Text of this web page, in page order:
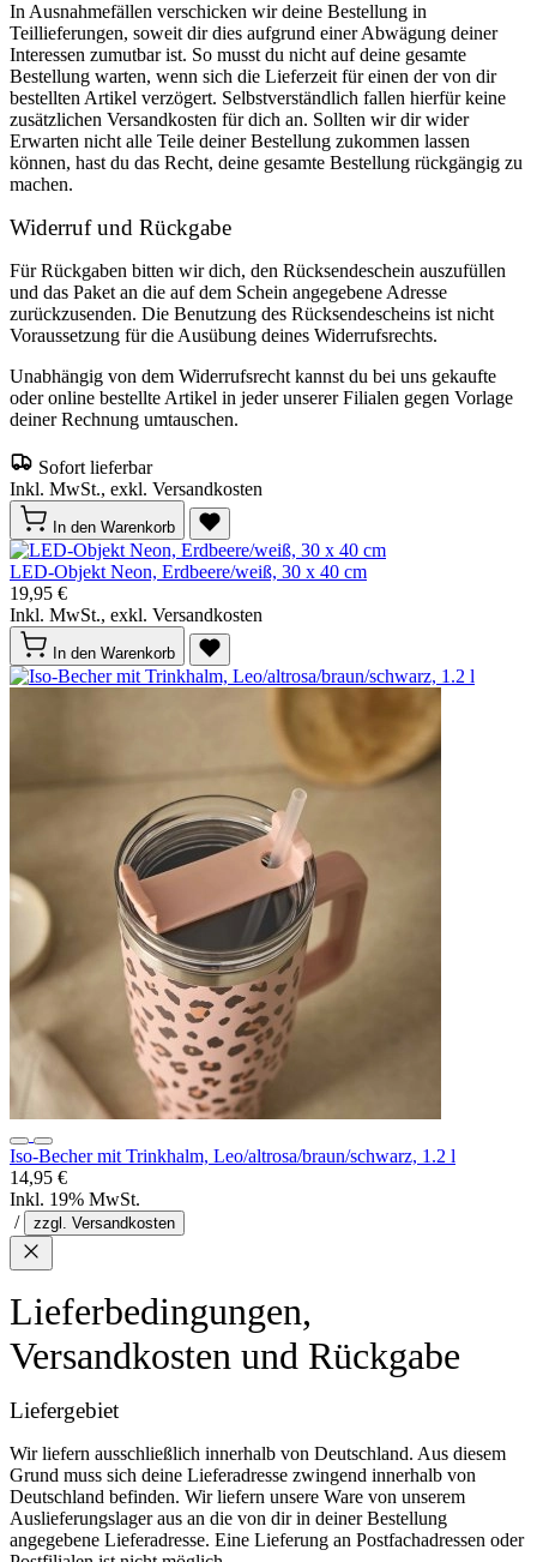
In Ausnahmefällen verschicken wir deine Bestellung in
Teillieferungen, soweit dir dies aufgrund einer Abwägung deiner
Interessen zumutbar ist. So musst du nicht auf deine gesamte
Bestellung warten, wenn sich die Lieferzeit für einen der von dir
bestellten Artikel verzögert. Selbstverständlich fallen hierfür keine
zusätzlichen Versandkosten für dich an. Sollten wir dir wider
Erwarten nicht alle Teile deiner Bestellung zukommen lassen
können, hast du das Recht, deine gesamte Bestellung rückgängig zu
machen.
Widerruf und Rückgabe
Für Rückgaben bitten wir dich, den Rücksendeschein auszufüllen
und das Paket an die auf dem Schein angegebene Adresse
zurückzusenden. Die Benutzung des Rücksendescheins ist nicht
Voraussetzung für die Ausübung deines Widerrufsrechts.
Unabhängig von dem Widerrufsrecht kannst du bei uns gekaufte
oder online bestellte Artikel in jeder unserer Filialen gegen Vorlage
deiner Rechnung umtauschen.
Sofort lieferbar
Inkl. MwSt., exkl. Versandkosten
In den Warenkorb
LED-Objekt Neon, Erdbeere/weiß, 30 x 40 cm
19,95 €
Inkl. MwSt., exkl. Versandkosten
In den Warenkorb
Iso-Becher mit Trinkhalm, Leo/altrosa/braun/schwarz, 1.2 l
14,95 €
Inkl. 19% MwSt.
/
zzgl. Versandkosten
Lieferbedingungen,
Versandkosten und Rückgabe
Liefergebiet
Wir liefern ausschließlich innerhalb von Deutschland. Aus diesem
Grund muss sich deine Lieferadresse zwingend innerhalb von
Deutschland befinden. Wir liefern unsere Ware von unserem
Auslieferungslager aus an die von dir in deiner Bestellung
angegebene Lieferadresse. Eine Lieferung an Postfachadressen oder